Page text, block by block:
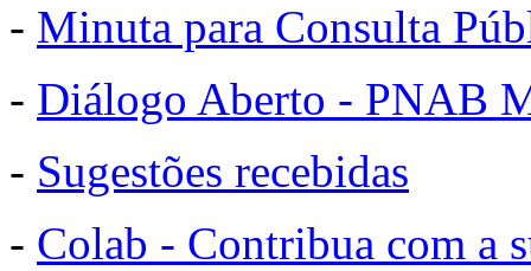
- Minuta para Consulta
- Diálogo Aberto - PNAB
- Sugestões recebidas
- Colab - Contribua com a